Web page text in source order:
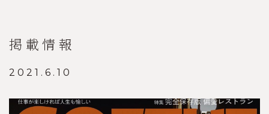
掲載情報
2021.6.10